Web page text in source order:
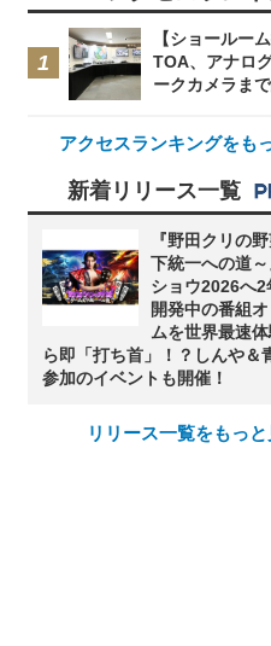
【ショールー
TOA、アナロ
ークカメラま
アクセスランキングをも
新着リリース一覧
『野田クリの
下統一への道
ショウ2026へ2
開発中の番組
ムを世界最速
ら即「打ち首」！？しんや＆
参加のイベントも開催！
リリース一覧をもっと